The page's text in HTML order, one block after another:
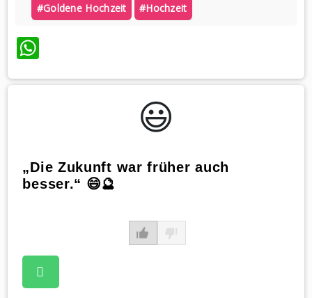
#goldene Hochzeit #hochzeit
WhatsApp
😃️
„Die Zukunft war früher auch
besser.“ 😄🔮